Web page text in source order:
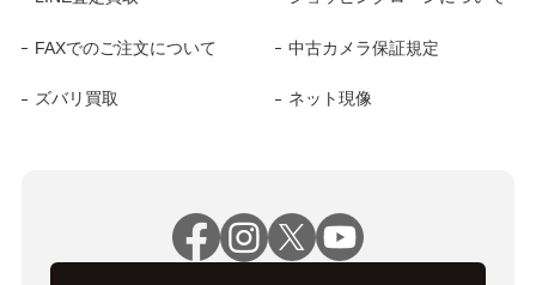
FAXでのご注文について 中古カメラ保証規定
ズバリ買取 ネット現像